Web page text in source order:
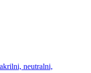
neutralni,